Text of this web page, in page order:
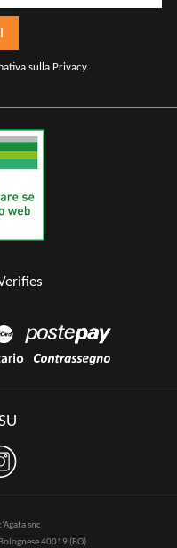
sulla Privacy.
snc
40019 (BO)